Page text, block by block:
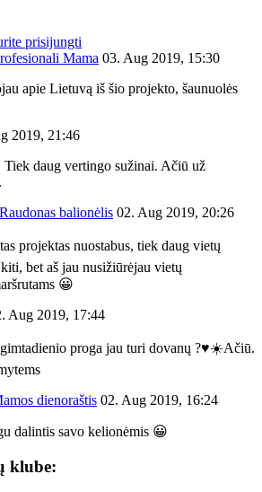
prisijungti
Mama 03. Aug 2019, 15:30
apie Lietuvą iš šio projekto, šaunuolės
2019, 21:46
Tiek daug vertingo sužinai. Ačiū už
Raudonas balionėlis 02. Aug 2019, 20:26
projektas nuostabus, tiek daug vietų
bet aš jau nusižiūrėjau vietų
😀
Aug 2019, 17:44
proga jau turi dovanų ?♥️☀️Ačiū.
dienoraštis 02. Aug 2019, 16:24
dalintis savo kelionėmis 😀
klube: